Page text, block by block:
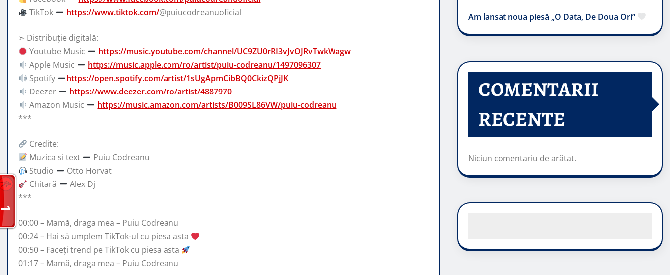
TikTok
https://www.tiktok.com/@puiucodreanuoficial
➣ Distribuție digitală:
Youtube Music
https://music.youtube.com/channel/UC9ZU0rRI3vJvOJRvTwkWagw
Apple Music
https://music.apple.com/ro/artist/puiu-codreanu/1497096307
Spotify
https://open.spotify.com/artist/1sUgApmCibBQ0CkizQPjJK
Deezer
https://www.deezer.com/ro/artist/4887970
Amazon Music
https://music.amazon.com/artists/B009SL86VW/puiu-codreanu
***
Credite:
Muzica si text
Puiu Codreanu
Studio
Otto Horvat
Chitară
Alex Dj
***
00:00 – Mamă, draga mea – Puiu Codreanu
00:24 – Hai să umplem TikTok-ul cu piesa asta
00:50 – Faceți trend pe TikTok cu piesa asta
01:17 – Mamă, draga mea – Puiu Codreanu
Am lansat noua piesă „O Data, De Doua Ori”
COMENTARII
RECENTE
Niciun comentariu de arătat.